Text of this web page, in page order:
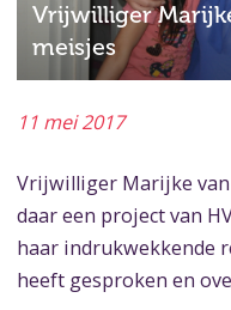
Vrijwilliger
meisjes
11 mei 2017
Vrijwilliger Marijke
daar een project van
haar indrukwekkende
heeft gesproken en